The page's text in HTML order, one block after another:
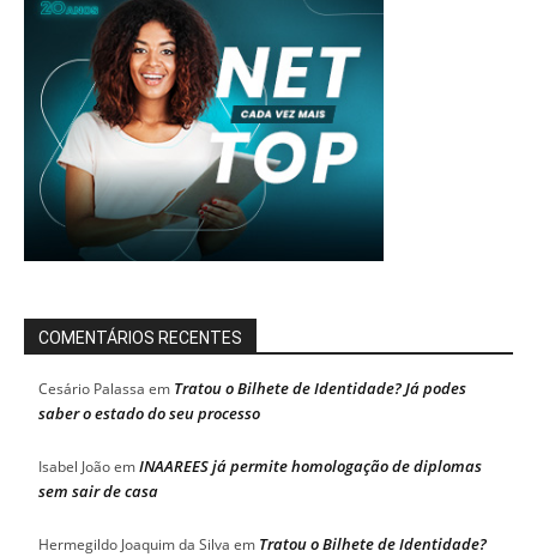
COMENTÁRIOS RECENTES
Cesário Palassa em Tratou o Bilhete de Identidade? Já podes
saber o estado do seu processo
Isabel JoãoemINAAREES já permite homologação de diplomas
sem sair de casa
Hermegildo Joaquim da Silva em Tratou o Bilhete de Identidade?